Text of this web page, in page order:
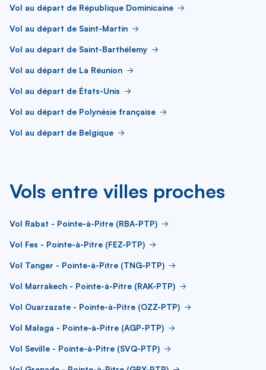
Vol au départ de République Dominicaine
Vol au départ de Saint-Martin
Vol au départ de Saint-Barthélemy
Vol au départ de La Réunion
Vol au départ de États-Unis
Vol au départ de Polynésie française
Vol au départ de Belgique
Vols entre villes proches
Vol Rabat - Pointe-à-Pitre (RBA-PTP)
Vol Fes - Pointe-à-Pitre (FEZ-PTP)
Vol Tanger - Pointe-à-Pitre (TNG-PTP)
Vol Marrakech - Pointe-à-Pitre (RAK-PTP)
Vol Ouarzazate - Pointe-à-Pitre (OZZ-PTP)
Vol Malaga - Pointe-à-Pitre (AGP-PTP)
Vol Seville - Pointe-à-Pitre (SVQ-PTP)